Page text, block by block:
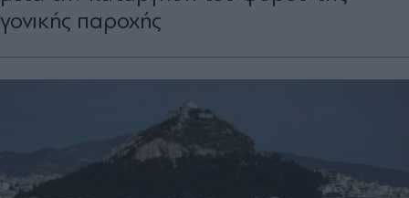
γονικής παροχής